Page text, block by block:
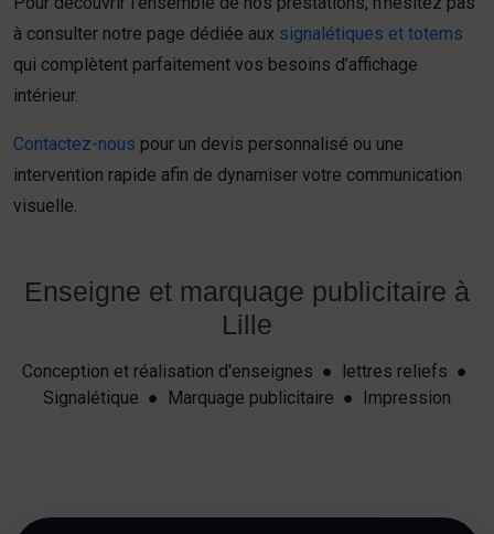
à consulter notre page dédiée aux signalétiques et totems
qui complètent parfaitement vos besoins d’affichage
intérieur.
Contactez-nous pour un devis personnalisé ou une
intervention rapide afin de dynamiser votre communication
visuelle.
Enseigne et marquage publicitaire à
Lille
Conception et réalisation d'enseignes ● lettres reliefs ●
Signalétique ● Marquage publicitaire ● Impression